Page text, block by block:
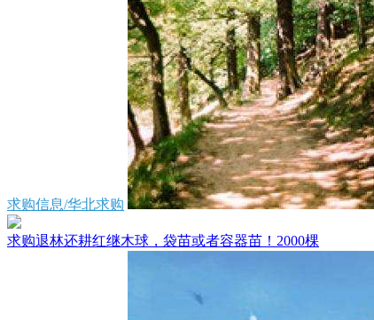
求购信息/华北求购
求购退林还耕红继木球，袋苗或者容器苗！2000棵